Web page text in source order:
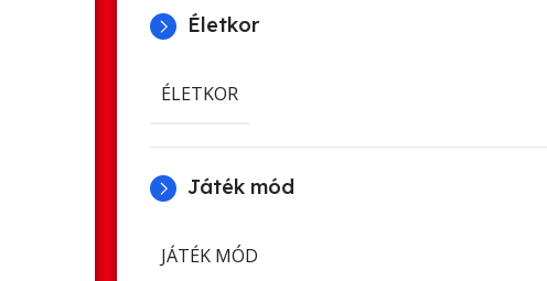
Életkor
ÉLETKOR
Játék mód
JÁTÉK MÓD